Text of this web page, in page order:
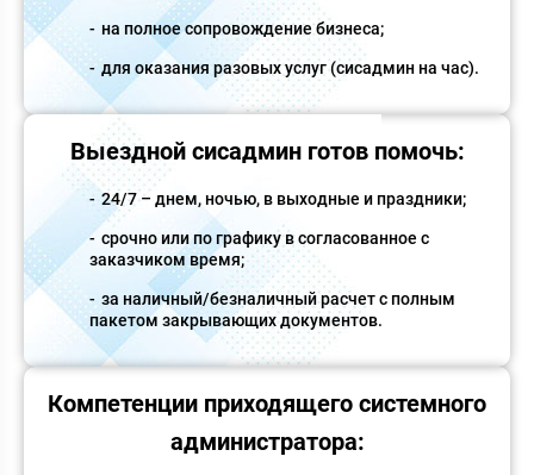
на полное сопровождение бизнеса;
для оказания разовых услуг (сисадмин на час).
Выездной сисадмин готов помочь:
24/7 – днем, ночью, в выходные и праздники;
срочно или по графику в согласованное с
заказчиком время;
за наличный/безналичный расчет с полным
пакетом закрывающих документов.
Компетенции приходящего системного
администратора: